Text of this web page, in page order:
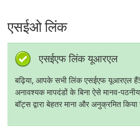
एसईओ लिंक
एसईएफ लिंक यूआरएल
बढ़िया, आपके सभी लिंक एसईएफ यूआरएल हैं!
अनावश्यक मापदंडों के बिना ऐसे मानव-
बॉट्स द्वारा बेहतर माना और अनुक्रमित किया